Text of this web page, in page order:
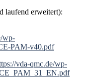
laufend erweitert):
wp-
PAM-v40.pdf
vda-qmc.de/wp-